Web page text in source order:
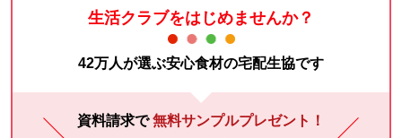
生活クラブをはじめませんか？
42万人が選ぶ安心食材の宅配生協です
資料請求で無料サンプルプレゼント！